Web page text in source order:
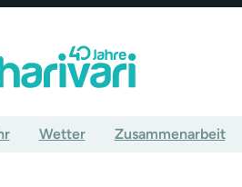
Wetter Zusammenarbeit